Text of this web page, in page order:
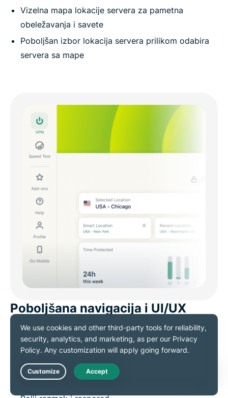
Vizelna mapa lokacije servera za pametna
obeležavanja i savete
Poboljšan izbor lokacija servera prilikom odabira
servera sa mape
Poboljšana navigacija i UI/UX
Navigacija u kliznom desnom panelu za
Podešavanja, Pomoć, Dodatke i Profil.
Stabilnije animacije
Adaptivno skrolovanje